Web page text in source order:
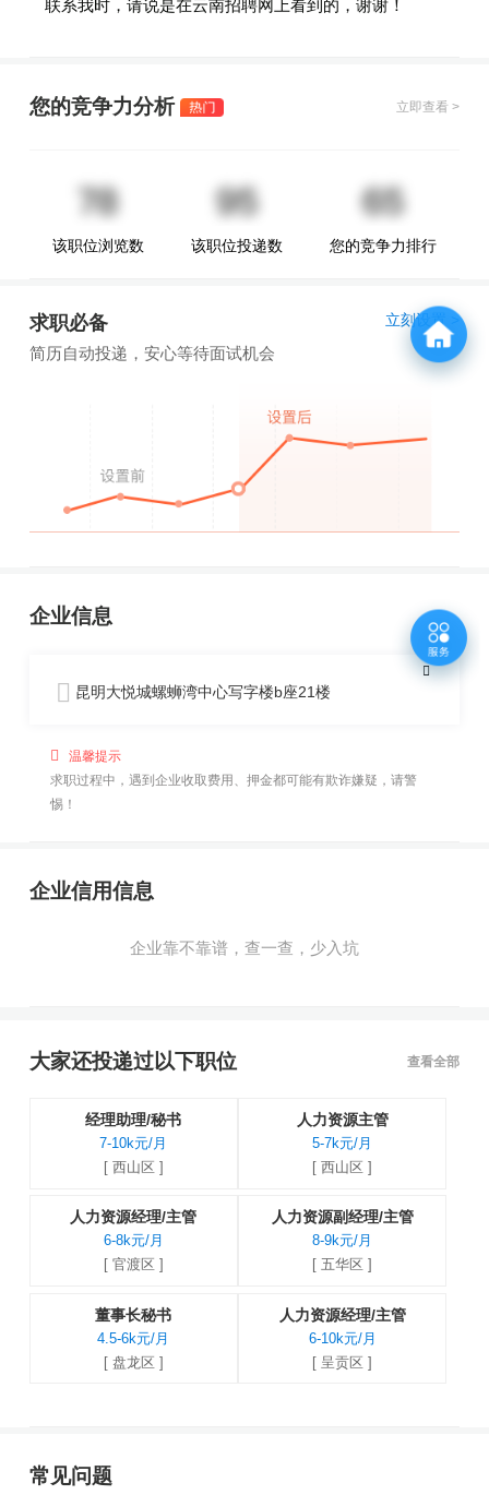
联系我时，请说是在云南招聘网上看到的，谢谢！
您的竞争力分析 立即查看 >
该职位浏览数 该职位投递数 您的竞争力排行
求职必备 立刻设置 >
简历自动投递，安心等待面试机会
企业信息
昆明大悦城螺蛳湾中心写字楼b座21楼
温馨提示
求职过程中，遇到企业收取费用、押金都可能有欺诈嫌疑，请警
惕！
企业信用信息
企业靠不靠谱，查一查，少入坑
大家还投递过以下职位 查看全部
经理助理/秘书
7-10k元/月
[ 西山区 ]
人力资源主管
5-7k元/月
[ 西山区 ]
人力资源经理/主管
6-8k元/月
[ 官渡区 ]
人力资源副经理/主管
8-9k元/月
[ 五华区 ]
董事长秘书
4.5-6k元/月
[ 盘龙区 ]
人力资源经理/主管
6-10k元/月
[ 呈贡区 ]
常见问题